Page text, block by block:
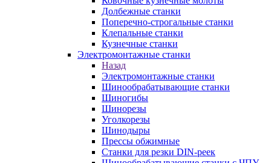
Долбежные станки
Поперечно-строгальные станки
Клепальные станки
Кузнечные станки
Электромонтажные станки
Назад
Электромонтажные станки
Шинообрабатывающие станки
Шиногибы
Шинорезы
Уголкорезы
Шинодыры
Прессы обжимные
Станки для резки DIN-реек